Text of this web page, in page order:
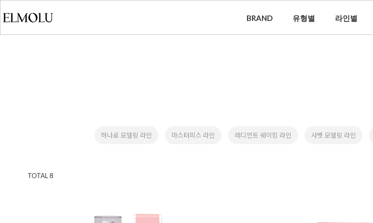
BRAND 유형별 라인별
하나로 모델링 라인 마스터피스 라인 레디언트 쉐이킹 라인 샤벳 모델링 라인
TOTAL 8